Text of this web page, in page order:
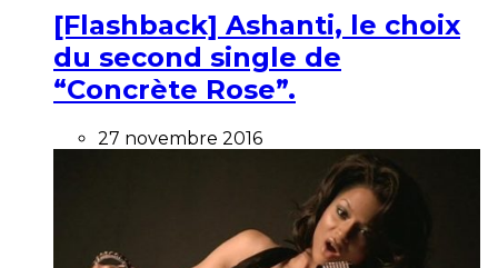
[Flashback] Ashanti, le choix
du second single de
“Concrète Rose”.
27 novembre 2016